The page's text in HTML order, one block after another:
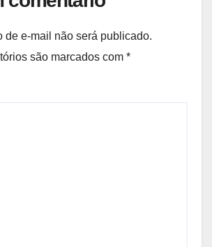
de e-mail não será publicado.
são marcados com *